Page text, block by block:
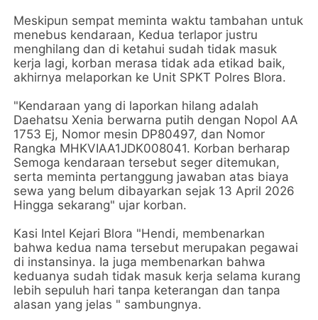
Meskipun sempat meminta waktu tambahan untuk
menebus kendaraan, Kedua terlapor justru
menghilang dan di ketahui sudah tidak masuk
kerja lagi, korban merasa tidak ada etikad baik,
akhirnya melaporkan ke Unit SPKT Polres Blora.
"Kendaraan yang di laporkan hilang adalah
Daehatsu Xenia berwarna putih dengan Nopol AA
1753 Ej, Nomor mesin DP80497, dan Nomor
Rangka MHKVIAA1JDK008041. Korban berharap
Semoga kendaraan tersebut seger ditemukan,
serta meminta pertanggung jawaban atas biaya
sewa yang belum dibayarkan sejak 13 April 2026
Hingga sekarang" ujar korban.
Kasi Intel Kejari Blora "Hendi, membenarkan
bahwa kedua nama tersebut merupakan pegawai
di instansinya. Ia juga membenarkan bahwa
keduanya sudah tidak masuk kerja selama kurang
lebih sepuluh hari tanpa keterangan dan tanpa
alasan yang jelas " sambungnya.